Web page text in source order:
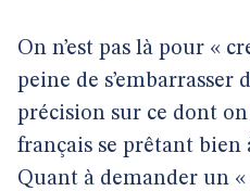
On n’est pas là pour «
peine de s’embarrasser
précision sur ce dont
français se prêtant bien
Quant à demander un «